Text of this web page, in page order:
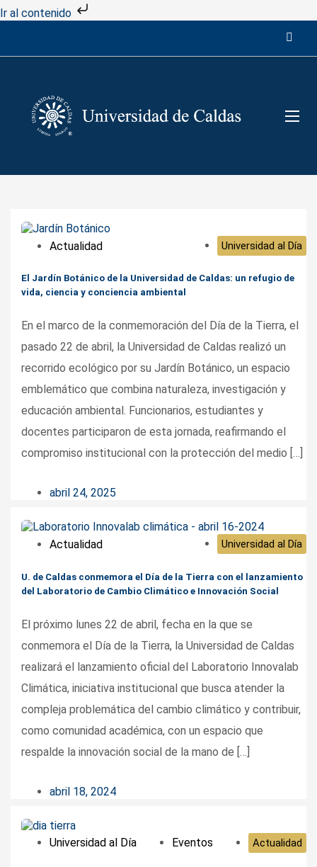
Ir al contenido
Actualidad Universidad al Día
El Jardín Botánico de la Universidad de Caldas: un refugio de
vida, ciencia y conciencia ambiental
En el marco de la conmemoración del Día de la Tierra, el
pasado 22 de abril, la Universidad de Caldas realizó un
recorrido ecológico por su Jardín Botánico, un espacio
emblemático que combina naturaleza, investigación y
educación ambiental. Funcionarios, estudiantes y
docentes participaron de esta jornada, reafirmando el
compromiso institucional con la protección del medio […]
abril 24, 2025
Actualidad Universidad al Día
U. de Caldas conmemora el Día de la Tierra con el lanzamiento
del Laboratorio de Cambio Climático e Innovación Social
El próximo lunes 22 de abril, fecha en la que se
conmemora el Día de la Tierra, la Universidad de Caldas
realizará el lanzamiento oficial del Laboratorio Innovalab
Climática, iniciativa institucional que busca atender la
compleja problemática del cambio climático y contribuir,
como comunidad académica, con un espacio que
respalde la innovación social de la mano de […]
abril 18, 2024
Universidad al Día Eventos Actualidad